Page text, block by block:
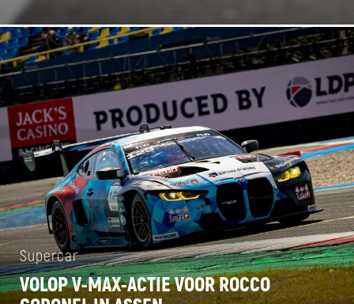
Supercar
VOLOP V-MAX-ACTIE VOOR ROCCO